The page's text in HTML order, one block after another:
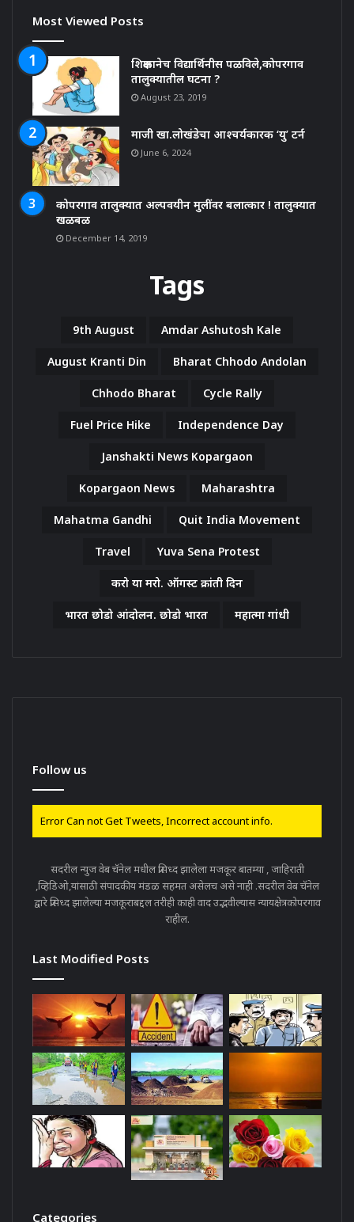
Most Viewed Posts
शिक्षकानेच विद्यार्थिनीस पळविले,कोपरगाव
तालुक्यातील घटना ?
August 23, 2019
माजी खा.लोखंडेचा आश्चर्यकारक ‘यु’ टर्न
June 6, 2024
कोपरगाव तालुक्यात अल्पवयीन मुलींवर बलात्कार ! तालुक्यात
खळबळ
December 14, 2019
Tags
9th August Amdar Ashutosh Kale
August Kranti Din Bharat Chhodo Andolan
Chhodo Bharat Cycle Rally
Fuel Price Hike Independence Day
Janshakti News Kopargaon
Kopargaon News Maharashtra
Mahatma Gandhi Quit India Movement
Travel Yuva Sena Protest
करो या मरो. ऑगस्ट क्रांती दिन
भारत छोडो आंदोलन. छोडो भारत महात्मा गांधी
Follow us
Error Can not Get Tweets, Incorrect account info.
सदरील न्युज वेब चॅनेल मधील प्रसिध्द झालेला मजकूर बातम्या , जाहिराती
,व्हिडिओ,यांसाठी संपादकीय मंडळ सहमत असेलच असे नाही .सदरील वेब चॅनेल
द्वारे प्रसिध्द झालेल्या मजकूराबद्दल तरीही काही वाद उद्भवील्यास न्यायक्षेत्रकोपरगाव
राहील.
Last Modified Posts
Categories